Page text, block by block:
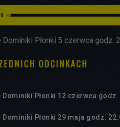
Dominiki Płonki 5 czerwca godz.
ODCINKACH
Dominiki Płonki 12 czerwca godz.
Dominiki Płonki 29 maja godz.